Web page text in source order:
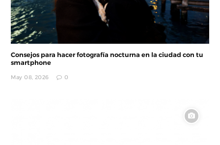
Consejos para hacer fotografía nocturna en la ciudad con tu
smartphone
May 08, 2026 0